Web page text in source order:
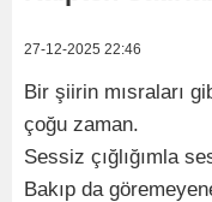
27-12-2025 22:46
Bir şiirin mısraları
çoğu zaman.
Sessiz çığlığımla
Bakıp da